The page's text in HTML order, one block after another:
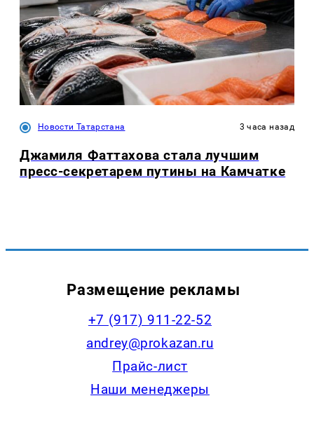
Новости Татарстана 3 часа назад
Джамиля Фаттахова стала лучшим
пресс-секретарем путины на Камчатке
Размещение рекламы
+7 (917) 911-22-52
andrey@prokazan.ru
Прайс-лист
Наши менеджеры